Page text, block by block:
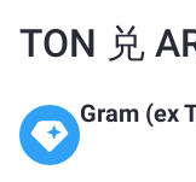
TON 兑
Gram (ex